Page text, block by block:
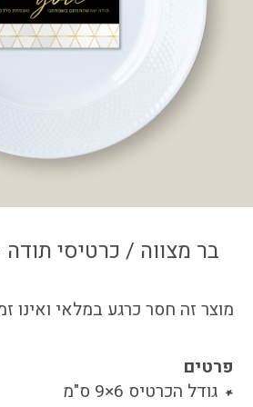
צור קשר
איזור אישי
בר מצווה / כרטיסי
מוצר זה חסר כרגע במלאי ואינו
פרטים
גודל הכרטיס 6×9 ס"מ